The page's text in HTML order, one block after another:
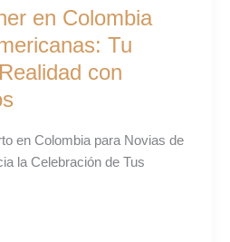
en Colombia
Tu
con
en Colombia para Novias de
la Celebración de Tus